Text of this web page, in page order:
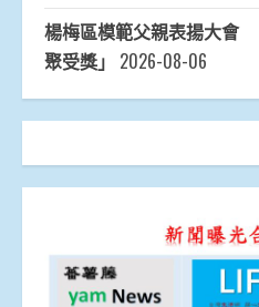
楊梅區模範父親表揚大會
聚受獎」 2026-08-06